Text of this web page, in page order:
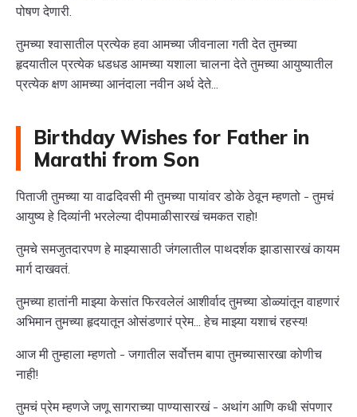
पोषण देणारी.
तुमच्या श्वासातील प्रत्येक हवा आमच्या जीवनाला गती देत तुमच्या
हृदयातील प्रत्येक धडधड आमच्या यशाला चालना देते तुमच्या आयुष्यातील
प्रत्येक क्षण आमच्या आनंदाला नवीन अर्थ देते...
Birthday Wishes for Father in
Marathi from Son
पिताजी तुमच्या या वाढदिवसी मी तुमच्या पायांवर डोके ठेवून म्हणतो - तुमचं
आयुष्य हे दिव्यांनी भरलेल्या दीपमाळीसारखं चमकत राहो!
तुमचे समजुतदारपण हे माझ्यासाठी जंगलातील पाथदर्शक झाडासारखं कायम
मार्ग दाखवतं.
तुमच्या हातांनी माझ्या केसांत फिरवलेलं आशीर्वाद तुमच्या डोळ्यांतून वाहणारं
अभिमान तुमच्या हृदयातून ओसंडणारं प्रेम... हेच माझ्या यशाचं रहस्य!
आज मी तुम्हाला म्हणतो - जगातील सर्वोत्तम बापा तुमच्यासारखा कोणीच
नाही!
तुमचं प्रेम म्हणजे जणू सागराच्या पाण्यासारखं - अथांग आणि कधी संपणार